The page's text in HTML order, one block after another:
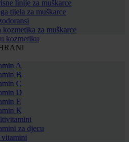
linije za muškarce
tijela za muškarce
kozmetika za muškarce
kozmetiku
A
B
C
D
E
K
za djecu
vitamini